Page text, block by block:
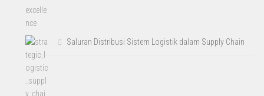
Saluran Distribusi Sistem Logistik dalam Supply Chain